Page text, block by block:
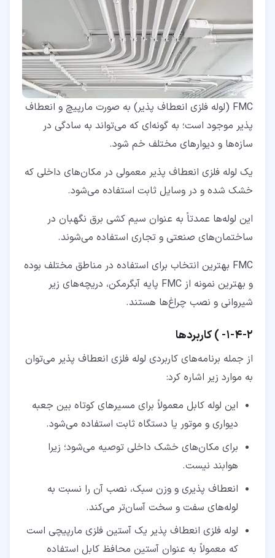
FMC (لوله فلزی انعطاف ‌پذیر) به صورت مارپیچ و انعطاف
‌پذیر موجود است؛ به گونه‌ای که می‌تواند به سادگی در
سازه‌ها و دیوارهای مختلف خم شود.
یک لوله فلزی انعطاف‌ پذیر معمولی در مکان‌های داخلی که
خشک شده و در وسایل ثابت استفاده می‌شود.
این لوله‌ها عمدتاً به عنوان سیم کشی برق نگهبان در
ساختمان‌های صنعتی و تجاری استفاده می‌شوند.
FMC بهترین انتخاب برای استفاده در مناطق مختلف بوده
و بهترین نمونه از FMC پایه آبگرمکن، دریچه‌های زیر
شیروانی و نصب چراغ‌ها هستند.
۲‏-‏۴‏-‏۱‏- ) کاربردها
از جمله برنامه‌های کاربردی لوله فلزی انعطاف پذیر می‌توان
به موارد زیر اشاره کرد:
این لوله کابل معمولاً برای مسیرهای کوتاه بین جعبه
دیواری و موتور یا دستگاه ثابت استفاده می‌شود.
برای مکان‌های خشک داخلی توصیه می‌شود؛ زیرا
هوابند نیست.
انعطاف پذیری و وزن سبک، نصب آن را نسبت به
لوله‌های سفت و سخت آسان‌تر می‌کند.
لوله فلزی انعطاف پذیر یک آستین فلزی مارپیچی است
که معمولاً به عنوان آستین محافظ کابل استفاده